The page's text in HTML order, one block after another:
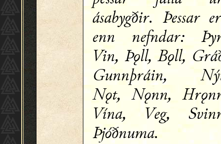
ásabygðir. Þessar
enn nefndar:
Vin, Þǫll, Bǫll,
Gunnþráin,
Nǫt, Nǫnn,
Vína, Veg,
Þjóðnuma.